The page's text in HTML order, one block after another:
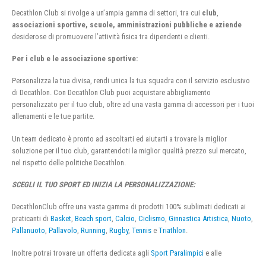
Decathlon Club si rivolge a un’ampia gamma di settori, tra cui club
associazioni sportive, scuole, amministrazioni pubbliche e aziende
desiderose di promuovere l’attività fisica tra dipendenti e clienti.
Per i club e le associazione sportive:
Personalizza la tua divisa, rendi unica la tua squadra con il servizio esclusivo
di Decathlon. Con Decathlon Club puoi acquistare abbigliamento
personalizzato per il tuo club, oltre ad una vasta gamma di accessori per i tuoi
allenamenti e le tue partite.
Un team dedicato è pronto ad ascoltarti ed aiutarti a trovare la miglior
soluzione per il tuo club, garantendoti la miglior qualità prezzo sul mercato,
nel rispetto delle politiche Decathlon.
SCEGLI IL TUO SPORT ED INIZIA LA PERSONALIZZAZIONE:
DecathlonClub offre una vasta gamma di prodotti 100% sublimati dedicati ai
praticanti di Basket, Beach sport, Calcio, Ciclismo, Ginnastica Artistica, Nuoto,
Pallanuoto, Pallavolo, Running, Rugby, Tennis e Triathlon.
Inoltre potrai trovare un offerta dedicata agli Sport Paralimpici e alle